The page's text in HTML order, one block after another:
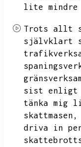
lite mindre
Trots allt
självklart
sist enligt
tänka mig
skattmasen,
driva in